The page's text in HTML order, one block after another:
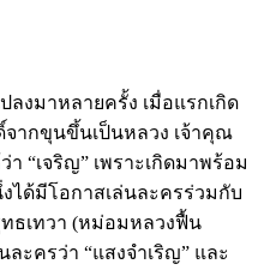
งมาหลายครั้ง เมื่อแรกเกิด
จากขุนขึ้นเป็นหลวง เจ้าคุณ
“เจริญ” เพราะเกิดมาพร้อม
ได้มีโอกาสเล่นละครร่วมกับ
ธเทวา (หม่อมหลวงฟื้น
ะครว่า “แสงจำเริญ” และ